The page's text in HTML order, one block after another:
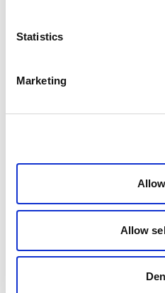
Statistics
Marketing
Allow
CEO & Co-founder, Spoki
CEO und Mitgründer von
gründete NextAI 2021 in
5,5 Mio. EUR Series A im
(Blacksheep MadTech